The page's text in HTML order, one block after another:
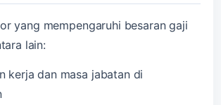
yang mempengaruhi besaran gaji
lain:
kerja dan masa jabatan di